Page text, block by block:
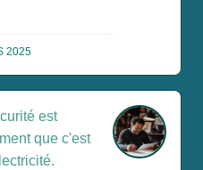
2025
est
que c'est